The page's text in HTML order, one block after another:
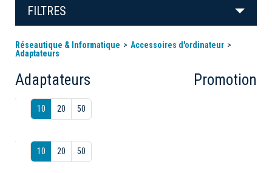
FILTRES
Réseautique & Informatique
Accessoires d'ordinateur
Adaptateurs
Adaptateurs Promotion
10 20 50
10 20 50